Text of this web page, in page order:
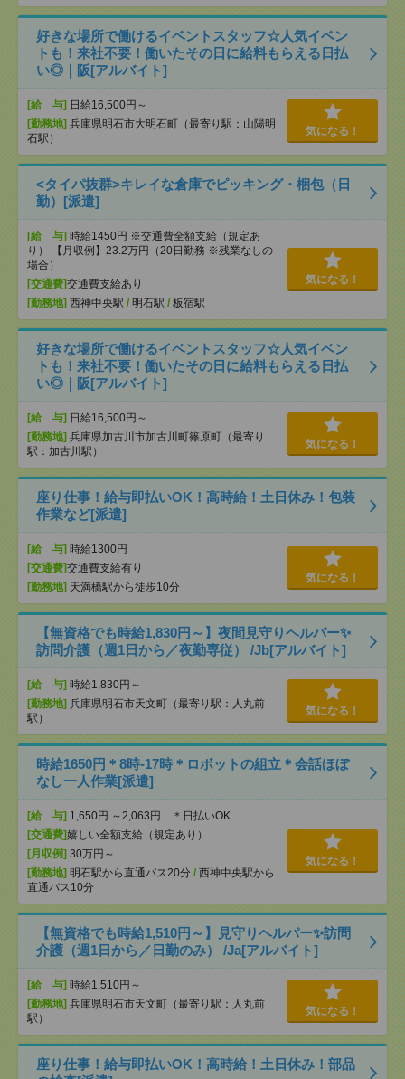
好きな場所で働けるイベントスタッフ☆人気イベン
トも！来社不要！働いたその日に給料もらえる日払
い◎｜阪[アルバイト]
[給 与] 日給16,500円～
[勤務地] 兵庫県明石市大明石町（最寄り駅：山陽明
石駅）
気になる！
<タイパ抜群>キレイな倉庫でピッキング・梱包（日
勤）[派遣]
[給 与] 時給1450円 ※交通費全額支給（規定あ
り） 【月収例】23.2万円（20日勤務 ※残業なしの
場合）
[交通費]交通費支給あり
[勤務地] 西神中央駅 / 明石駅 / 板宿駅
気になる！
好きな場所で働けるイベントスタッフ☆人気イベン
トも！来社不要！働いたその日に給料もらえる日払
い◎｜阪[アルバイト]
[給 与] 日給16,500円～
[勤務地] 兵庫県加古川市加古川町篠原町（最寄り
駅：加古川駅）
気になる！
座り仕事！給与即払いOK！高時給！土日休み！包装
作業など[派遣]
[給 与] 時給1300円
[交通費]交通費支給有り
[勤務地] 天満橋駅から徒歩10分
気になる！
【無資格でも時給1,830円～】夜間見守りヘルパー✨
訪問介護（週1日から／夜勤専従） /Jb[アルバイト]
[給 与] 時給1,830円～
[勤務地] 兵庫県明石市天文町（最寄り駅：人丸前
駅）
気になる！
時給1650円＊8時-17時＊ロボットの組立＊会話ほぼ
なし一人作業[派遣]
[給 与] 1,650円 ～2,063円 ＊日払いOK
[交通費]嬉しい全額支給（規定あり）
[月収例] 30万円～
[勤務地] 明石駅から直通バス20分 / 西神中央駅から
直通バス10分
気になる！
【無資格でも時給1,510円～】見守りヘルパー✨訪問
介護（週1日から／日勤のみ） /Ja[アルバイト]
[給 与] 時給1,510円～
[勤務地] 兵庫県明石市天文町（最寄り駅：人丸前
駅）
気になる！
座り仕事！給与即払いOK！高時給！土日休み！部品